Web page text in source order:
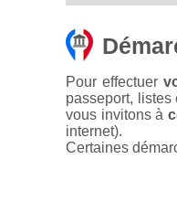
Pour effectuer
passeport, listes
vous invitons à
internet).
Certaines